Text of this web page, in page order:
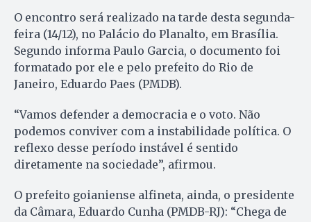
O encontro será realizado na tarde desta segunda-
feira (14/12), no Palácio do Planalto, em Brasília.
Segundo informa Paulo Garcia, o documento foi
formatado por ele e pelo prefeito do Rio de
Janeiro, Eduardo Paes (PMDB).
“Vamos defender a democracia e o voto. Não
podemos conviver com a instabilidade política. O
reflexo desse período instável é sentido
diretamente na sociedade”, afirmou.
O prefeito goianiense alfineta, ainda, o presidente
da Câmara, Eduardo Cunha (PMDB-RJ): “Chega de